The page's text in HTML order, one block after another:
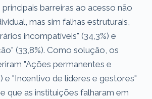
barreiras ao acesso não
mas sim falhas estruturais,
incompatíveis" (34,3%) e
(33,8%). Como solução, os
"Ações permanentes e
e "Incentivo de líderes e gestores"
que as instituições falharam em